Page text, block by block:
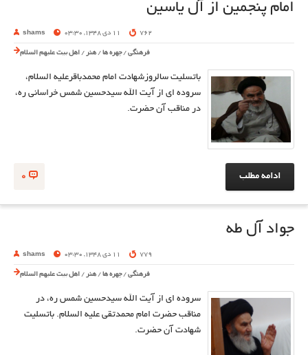
امام پنجمين از آل ياسين
shams 11 دی 1348, 03:30 762
فرهنگی /چهره ها / هنر / اهل بیت علیهم السلام
باتسلیت سالروزشهادت امام محمدباقرعلیه السلام،
سروده ای از آیت الله سیدحسین شمس خراسانی ره،
در مناقب آن حضرت.
0 ادامه مطلب
جواد آل طه
shams 11 دی 1348, 03:30 779
فرهنگی /چهره ها / هنر / اهل بیت علیهم السلام
سروده ای از آیت الله سیدحسین شمس ره، در
مناقب حضرت امام محمدتقی علیه السلام. باتسلیت
شهادت آن حضرت.